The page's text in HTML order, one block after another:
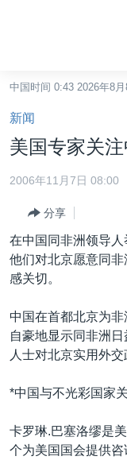
碍
链
接
跳
转
转
到
港澳
国际
最新国际新闻
中东
欧洲
非洲
全球议题
分类新闻
人权·法律·宗教
科教·文娱·体健
军事
环境
热点专题
白宫要闻
国会报道
美国建国250周年
VOA视频
VOA今日焦点
中国时间 0:43 2026年8
新闻
美国专家关
2006年11月7日 08:00
分享
在中国同非洲领导人
他们对北京愿意同
感关切。
中国在首都北京为
自豪地显示同非洲
人士对北京实用外交
*中国与不光彩国家
卡罗琳.巴塞洛缪是
个为美国国会提供咨